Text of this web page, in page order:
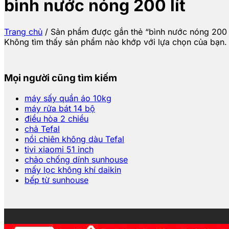
bình nước nóng 200 lít
Trang chủ / Sản phẩm được gắn thẻ “bình nước nóng 200
Không tìm thấy sản phẩm nào khớp với lựa chọn của bạn.
Mọi người cũng tìm kiếm
máy sấy quần áo 10kg
máy rửa bát 14 bộ
điều hòa 2 chiều
chả Tefal
nồi chiên không dàu Tefal
tivi xiaomi 51 inch
chảo chống dính sunhouse
mấy lọc không khí daikin
bếp từ sunhouse